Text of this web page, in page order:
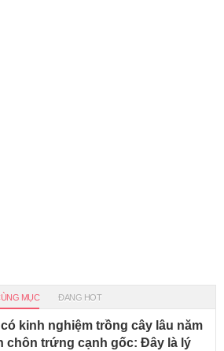
MỤC ĐANG HOT
kinh nghiệm trồng cây lâu năm
chôn trứng cạnh gốc: Đây là lý